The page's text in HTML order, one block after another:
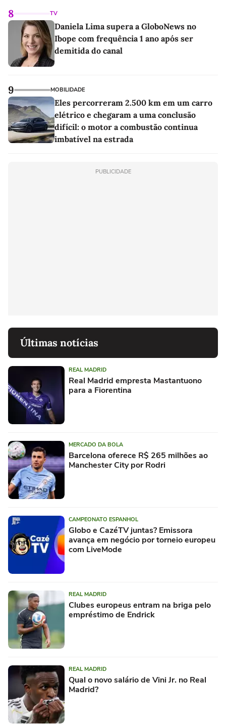
8 TV
Daniela Lima supera a GloboNews no
Ibope com frequência 1 ano após ser
demitida do canal
9 MOBILIDADE
Eles percorreram 2.500 km em um carro
elétrico e chegaram a uma conclusão
difícil: o motor a combustão continua
imbatível na estrada
PUBLICIDADE
Últimas notícias
REAL MADRID
Real Madrid empresta Mastantuono
para a Fiorentina
MERCADO DA BOLA
Barcelona oferece R$ 265 milhões ao
Manchester City por Rodri
CAMPEONATO ESPANHOL
Globo e CazéTV juntas? Emissora
avança em negócio por torneio europeu
com LiveMode
REAL MADRID
Clubes europeus entram na briga pelo
empréstimo de Endrick
REAL MADRID
Qual o novo salário de Vini Jr. no Real
Madrid?